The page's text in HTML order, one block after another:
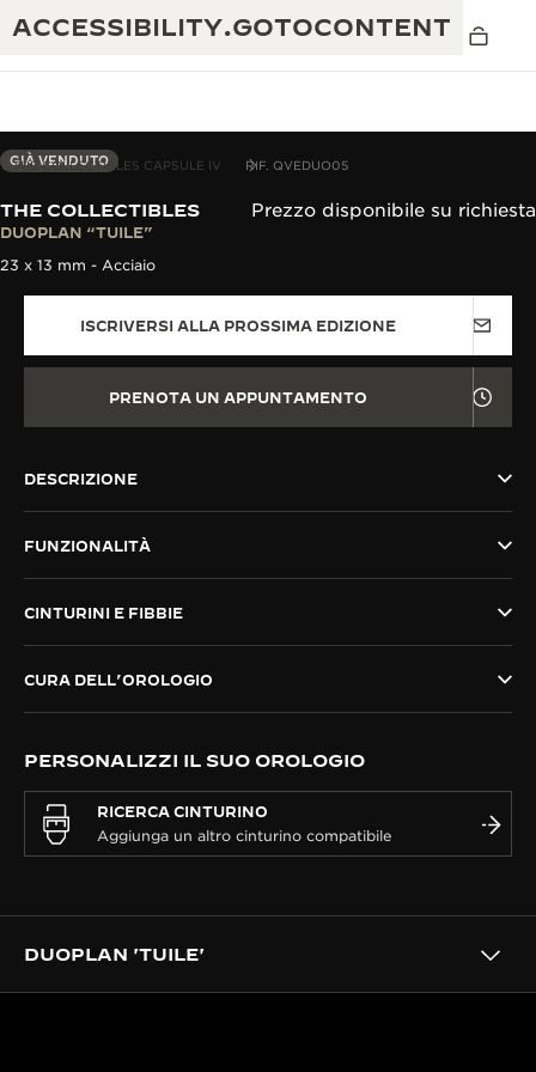
ACCESSIBILITY.GOTOCONTENT
GARANZIA JAEGER-LECOULTRE
THE GOLDEN RATIO MUSICAL SHOW
MOSTRA “THE PERPETUAL
REVERSO STORIES
THE STELLAR ODYSSEY
THE PRECISION PIONEER
ECCELLENZA: OLTRE 190 ANNI DI TRADIZIONE
CREATIVITÀ: OLTRE 430 BREVETTI
MAESTRIA: 108 MESTIERI
THE COLLECTIBLES CAPSULE IV RIF. QVEDUO05
GIÀ VENDUTO
THE COLLECTIBLES
DUOPLAN “TUILE”
Prezzo disponibile su richiesta
23 x 13 mm - Acciaio
ISCRIVERSI ALLA PROSSIMA EDIZIONE
PRENOTA UN APPUNTAMENTO
DESCRIZIONE
FUNZIONALITÀ
CINTURINI E FIBBIE
CURA DELL’OROLOGIO
PERSONALIZZI IL SUO OROLOGIO
RICERCA CINTURINO
DUOPLAN 'TUILE'